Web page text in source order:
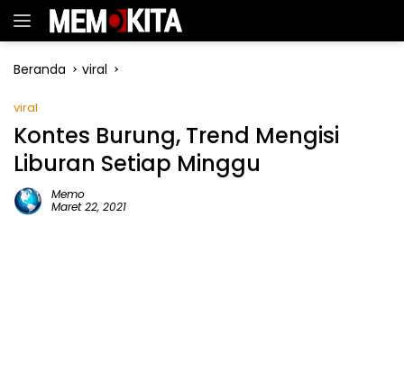
Langsung
Beranda
viral
viral
Kontes Burung, Trend Mengisi
Liburan Setiap Minggu
Memo
Maret 22, 2021